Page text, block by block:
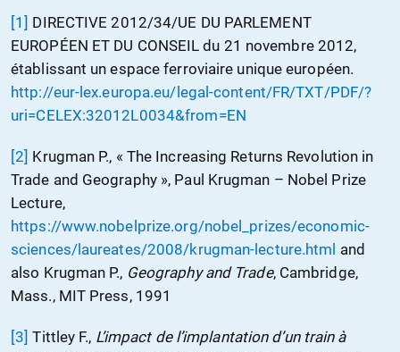
[1] DIRECTIVE 2012/34/UE DU PARLEMENT
EUROPÉEN ET DU CONSEIL du 21 novembre 2012,
établissant un espace ferroviaire unique européen.
http://eur-lex.europa.eu/legal-content/FR/TXT/PDF/?
uri=CELEX:32012L0034&from=EN
[2] Krugman P., « The Increasing Returns Revolution in
Trade and Geography », Paul Krugman – Nobel Prize
Lecture,
https://www.nobelprize.org/nobel_prizes/economic-
sciences/laureates/2008/krugman-lecture.html and
also Krugman P., Geography and Trade, Cambridge,
Mass., MIT Press, 1991
[3] Tittley F., L’impact de l’implantation d’un train à